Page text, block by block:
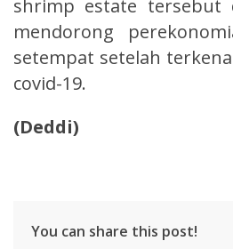
shrimp estate tersebut
mendorong
setempat setelah
covid-19.
(Deddi)
You can share this post!